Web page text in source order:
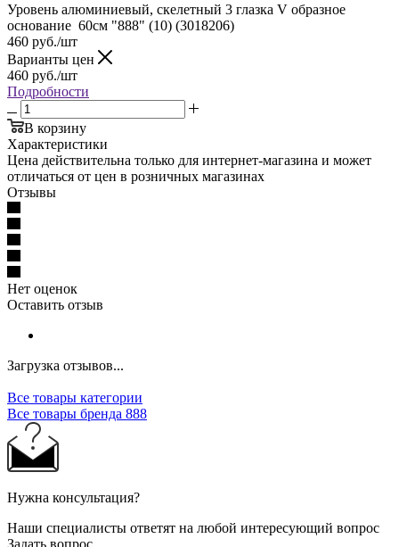
Уровень алюминиевый, скелетный 3 глазка V образное
основание 60см "888" (10) (3018206)
460 руб./шт
Варианты цен
460 руб./шт
Подробности
В корзину
Характеристики
Цена действительна только для интернет-магазина и может
отличаться от цен в розничных магазинах
Отзывы
Нет оценок
Оставить отзыв
Загрузка отзывов...
Все товары категории
Все товары бренда 888
Нужна консультация?
Наши специалисты ответят на любой интересующий вопрос
Задать вопрос